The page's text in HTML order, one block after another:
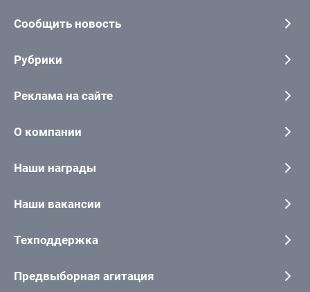
Сообщить новость
Рубрики
Реклама на сайте
О компании
Наши награды
Наши вакансии
Техподдержка
Предвыборная агитация